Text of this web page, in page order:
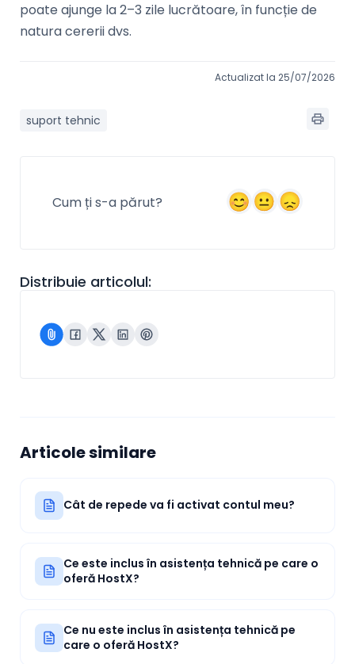
poate ajunge la 2–3 zile lucrătoare, în funcție de
natura cererii dvs.
Actualizat la 25/07/2026
suport tehnic
Cum ți s-a părut?
Distribuie articolul:
Articole similare
Cât de repede va fi activat contul meu?
Ce este inclus în asistența tehnică pe care o
oferă HostX?
Ce nu este inclus în asistența tehnică pe
care o oferă HostX?